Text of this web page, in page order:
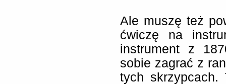
Ale muszę też
ćwiczę na
instrument z
sobie zagrać z
tych